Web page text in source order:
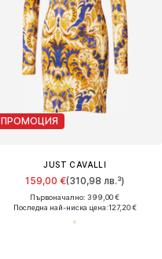
ПРОМОЦИЯ
JUST CAVALLI
159,00 €(310,98 лв.³)
Първоначално: 399,00 €
Последна най-ниска цена:127,20 €